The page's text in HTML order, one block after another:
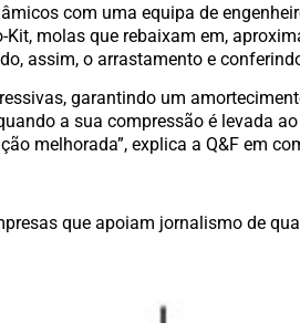
com uma equipa de
Kit, molas que rebaixam em,
assim, o arrastamento e
garantindo um
a sua compressão é levada
melhorada”, explica a Q&F em
que apoiam jornalismo de